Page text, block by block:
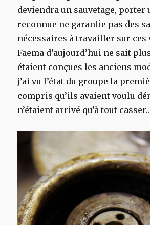
deviendra un sauvetage, porter
reconnue ne garantie pas des
nécessaires à travailler sur ces
Faema d’aujourd’hui ne sait
étaient conçues les anciens
j’ai vu l’état du groupe la
compris qu’ils avaient voulu
n’étaient arrivé qu’à tout